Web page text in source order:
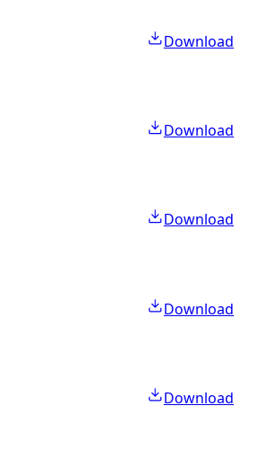
Download
Download
Download
Download
Download